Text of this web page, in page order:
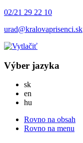
02/21 29 22 10
urad@kralovaprisenci.sk
Výber jazyka
skSlovensky
en
hu
Rovno na obsah
Rovno na menu